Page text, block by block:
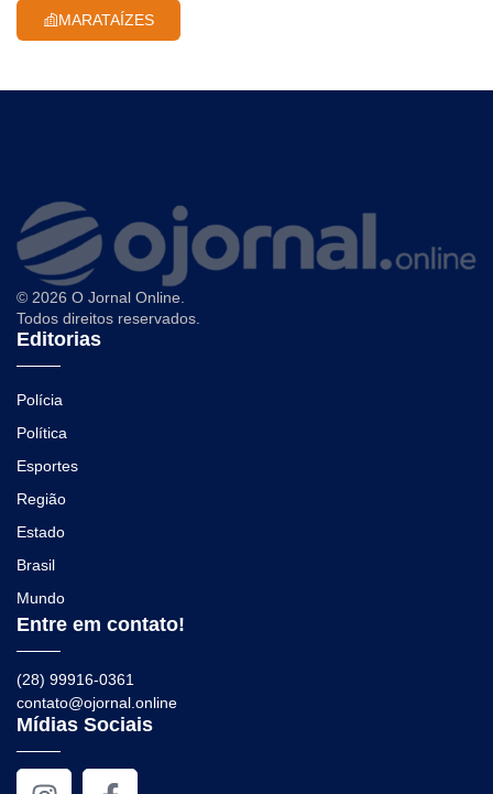
MARATAÍZES
© 2026 O Jornal Online.
Todos direitos reservados.
Editorias
Polícia
Política
Esportes
Região
Estado
Brasil
Mundo
Entre em contato!
(28) 99916-0361
contato@ojornal.online
Mídias Sociais